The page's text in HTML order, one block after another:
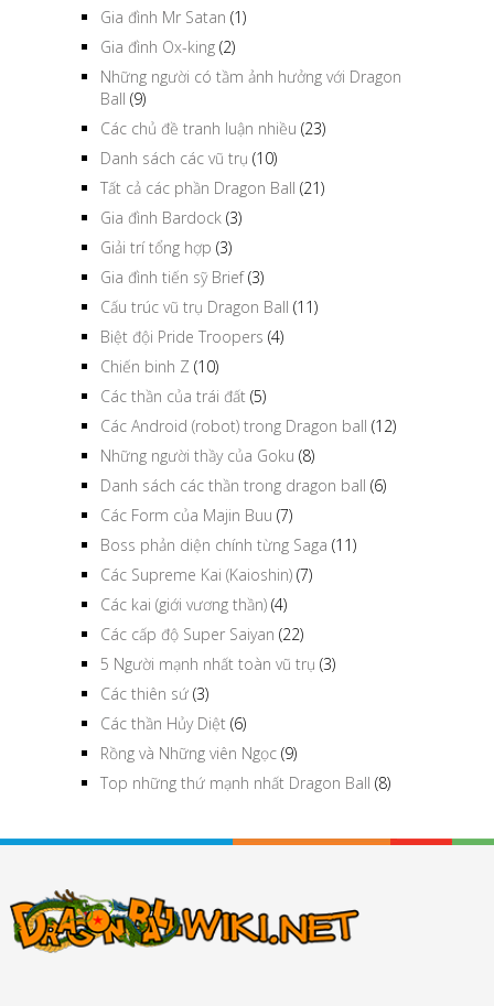
bôi đen chữ vegetto
copy và paste link
Xuất bản
Gia đình Mr Satan (1)
Gia đình Ox-king (2)
Những người có tầm ảnh hưởng với Dragon
Ball (9)
Các chủ đề tranh luận nhiều (23)
Danh sách các vũ trụ (10)
Tất cả các phần Dragon Ball (21)
Gia đình Bardock (3)
Giải trí tổng hợp (3)
Gia đình tiến sỹ Brief(3)
Cấu trúc vũ trụ Dragon Ball (11)
Biệt đội Pride Troopers (4)
Chiến binh Z (10)
Các thần của trái đất (5)
Các Android (robot) trong Dragon ball (12)
Những người thầy của Goku (8)
Danh sách các thần trong dragon ball (6)
Các Form của Majin Buu (7)
Boss phản diện chính từng Saga (11)
Các Supreme Kai (Kaioshin) (7)
Các kai (giới vương thần) (4)
Các cấp độ Super Saiyan (22)
5 Người mạnh nhất toàn vũ trụ (3)
Các thiên sứ (3)
Các thần Hủy Diệt (6)
Rồng và Những viên Ngọc (9)
Top những thứ mạnh nhất Dragon Ball (8)